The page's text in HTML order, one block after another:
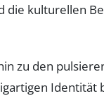
kulturellen
zu den